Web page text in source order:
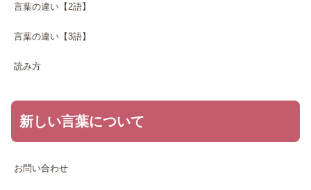
言葉の違い【2語】
言葉の違い【3語】
読み方
新しい言葉について
お問い合わせ